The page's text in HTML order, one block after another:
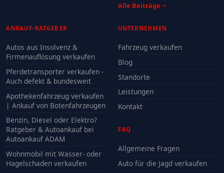
Alle Beiträge
ANKAUF-RATGEBER
Autos aus Insolvenz &
Firmenauflösung verkaufen
Pferdetransporter verkaufen -
Auch defekt & bundesweit
Apothekenfahrzeug verkaufen
| Ankauf von Botenfahrzeugen
Benzin, Diesel oder Elektro?
Ratgeber & Autoankauf bei
Autoankauf ADAM
Wohnmobil mit Wasser- oder
Hagelschaden verkaufen
UNTERNEHMEN
Fahrzeug verkaufen
Blog
Standorte
Leistungen
Kontakt
FAQ
Allgemeine Fragen
Auto für die Jagd verkaufen